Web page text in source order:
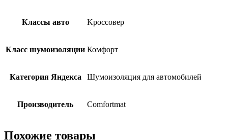
Классы авто Kроссовер
Класс шумоизоляции Комфорт
Категория Яндекса Шумоизоляция для автомобилей
Производитель Comfortmat
Похожие товары